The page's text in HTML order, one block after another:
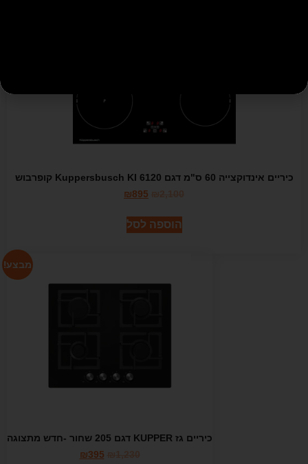
כיריים אינדוקצייה 60 ס"מ דגם Kuppersbusch KI 6120 קופרבוש
₪895
הוספה לסל
מבצע!
כיריים גז KUPPER דגם 205 שחור -חדש מתצוגה
₪395